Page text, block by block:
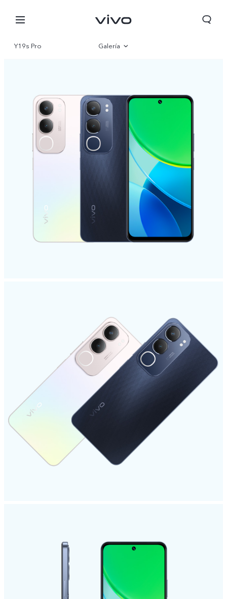
Colombia | Seleccione país/región
Y19s Pro Galería
Especificaciones